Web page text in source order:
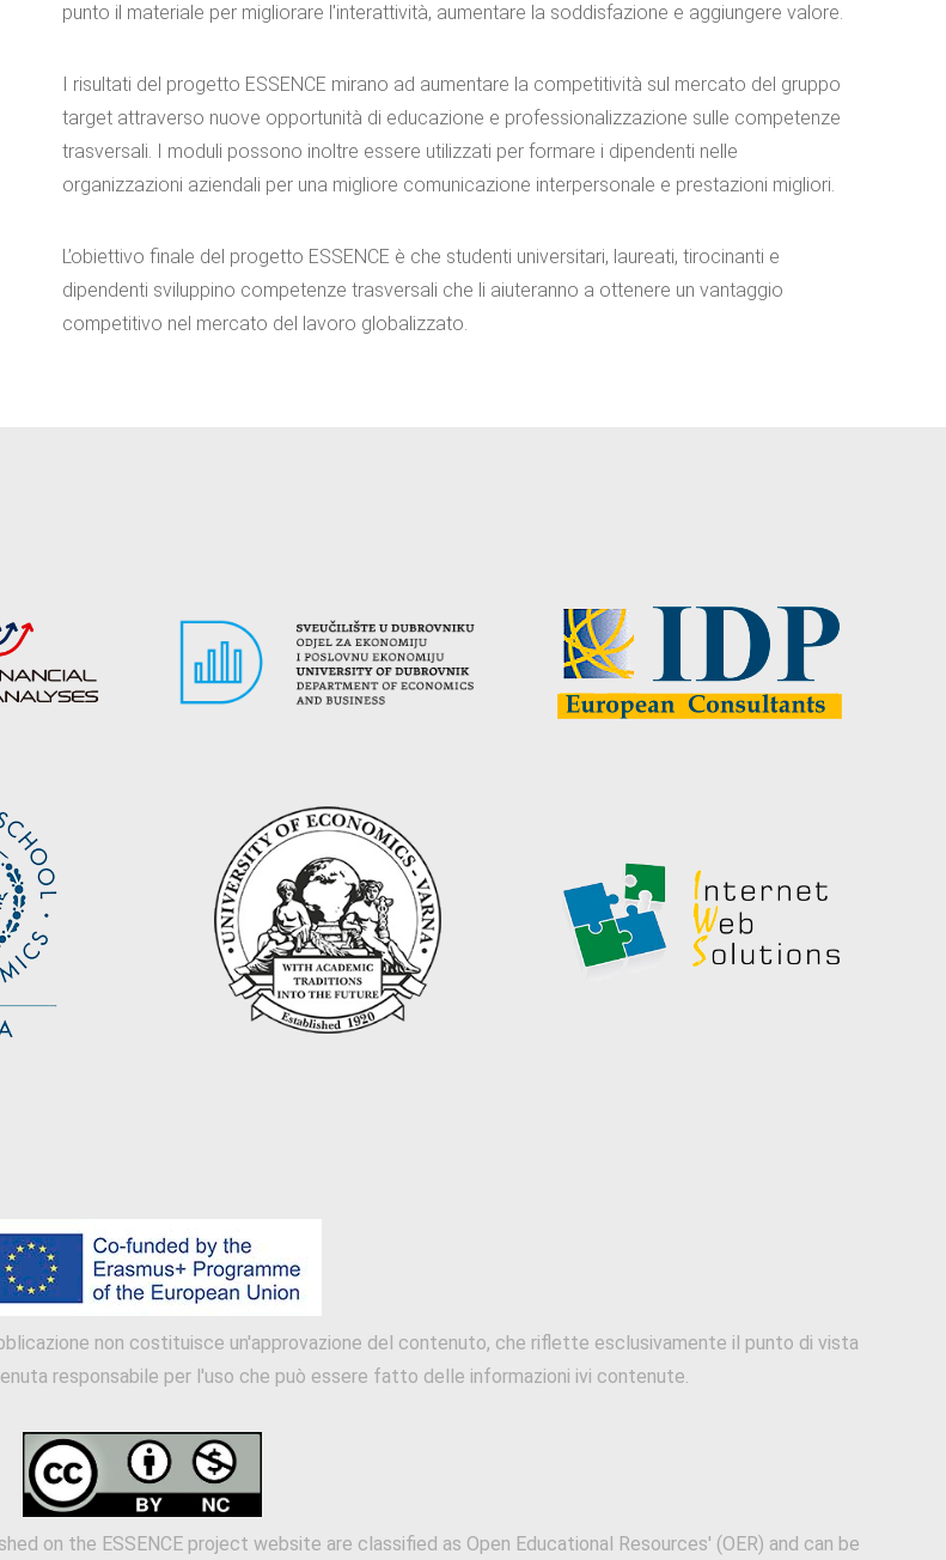
punto il materiale per migliorare l'interattività, aumentare la soddisfazione e aggiungere valore.
I risultati del progetto ESSENCE mirano ad aumentare la competitività sul mercato del gruppo
target attraverso nuove opportunità di educazione e professionalizzazione sulle competenze
trasversali. I moduli possono inoltre essere utilizzati per formare i dipendenti nelle
organizzazioni aziendali per una migliore comunicazione interpersonale e prestazioni migliori.
L’obiettivo finale del progetto ESSENCE è che studenti universitari, laureati, tirocinanti e
dipendenti sviluppino competenze trasversali che li aiuteranno a ottenere un vantaggio
competitivo nel mercato del lavoro globalizzato.
non costituisce un'approvazione del contenuto, che riflette esclusivamente il punto di vista
responsabile per l'uso che può essere fatto delle informazioni ivi contenute.
on the ESSENCE project website are classified as Open Educational Resources' (OER) and can be